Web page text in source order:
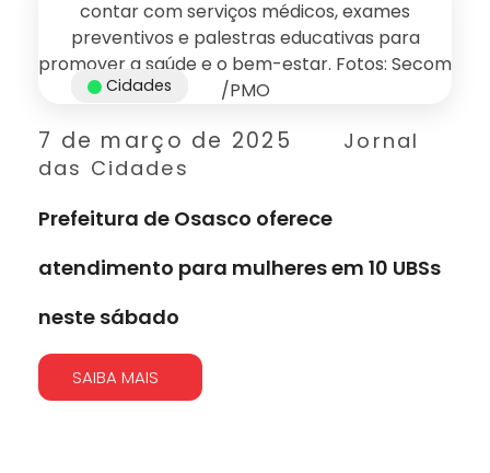
7 de março de 2025
Jornal
das Cidades
Cidades
Prefeitura de Osasco oferece
atendimento para mulheres em 10 UBSs
neste sábado
SAIBA MAIS